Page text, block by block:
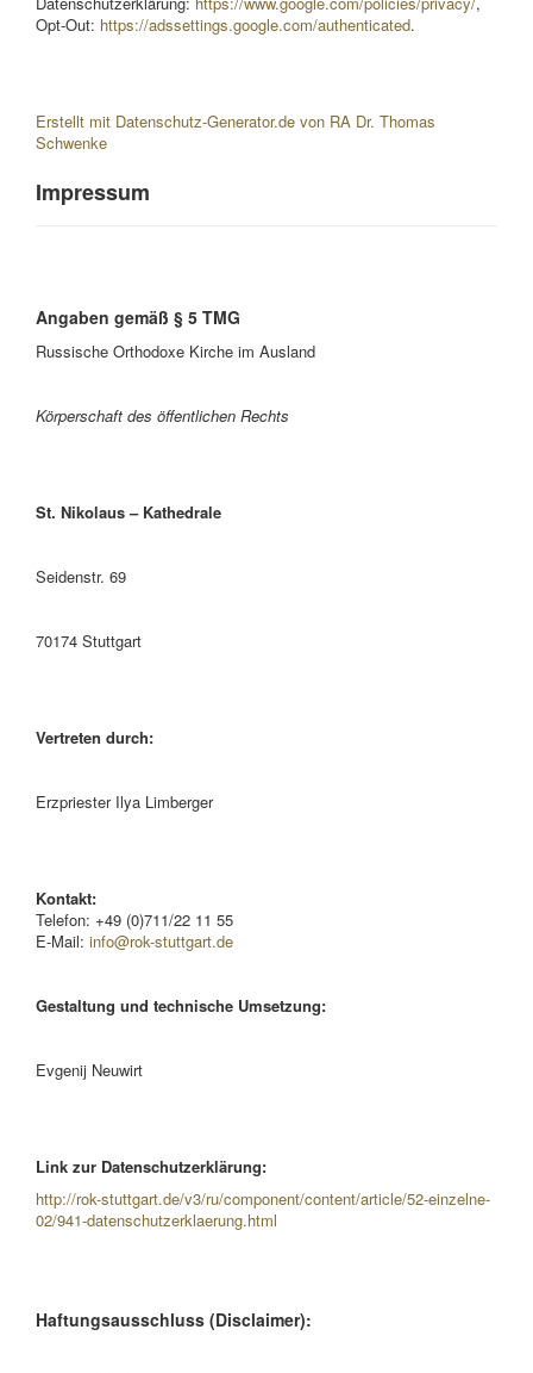
Opt-Out: https://adssettings.google.com/authenticated.
Erstellt mit Datenschutz-Generator.de von RA Dr. Thomas
Schwenke
Impressum
Angaben gemäß § 5 TMG
Russische Orthodoxe Kirche im Ausland
Körperschaft des öffentlichen Rechts
St. Nikolaus – Kathedrale
Seidenstr. 69
70174 Stuttgart
Vertreten durch:
Erzpriester Ilya Limberger
Kontakt:
Telefon: +49 (0)711/22 11 55
E-Mail: info@rok-stuttgart.de
Gestaltung und technische Umsetzung:
Evgenij Neuwirt
Link zur Datenschutzerklärung:
http://rok-stuttgart.de/v3/ru/component/content/article/52-einzelne-
02/941-datenschutzerklaerung.html
Haftungsausschluss (Disclaimer):